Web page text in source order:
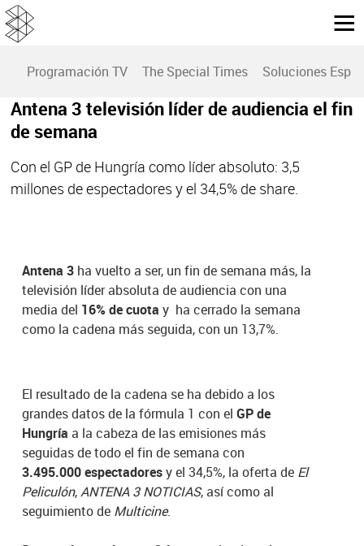
Programación TV The Special Times Soluciones
Antena 3 televisión líder de audiencia el fin
de semana
Con el GP de Hungría como líder absoluto: 3,5
millones de espectadores y el 34,5% de share.
Antena 3 ha vuelto a ser, un fin de semana más, la
televisión líder absoluta de audiencia con una
media del 16% de cuota y ha cerrado la semana
como la cadena más seguida, con un 13,7%.
El resultado de la cadena se ha debido a los
grandes datos de la fórmula 1 con elGP de
Hungría a la cabeza de las emisiones más
seguidas de todo el fin de semana con
3.495.000 espectadoresy el 34,5%, la oferta de El
Peliculón,ANTENA 3 NOTICIAS, así como al
seguimiento de Multicine.